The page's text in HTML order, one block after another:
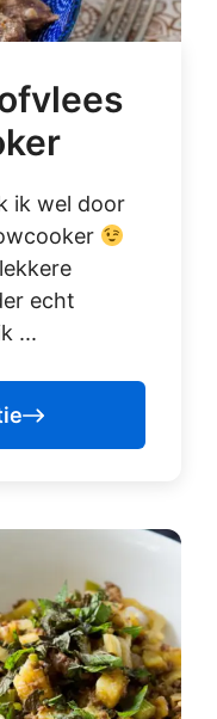
ik wel door
echt
...